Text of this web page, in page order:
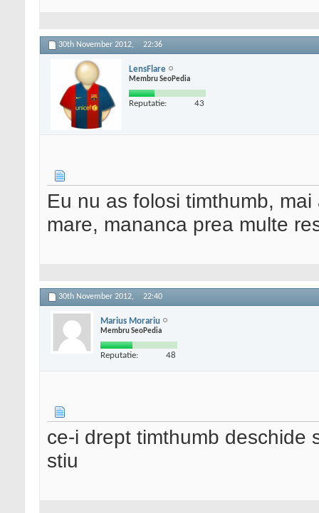
}
}
// Add values of
// Let's cycle
return;
}
$value=
if (
>ID ,$key,
} else {
30th November 2012, 22:36
LensFlare
Membru SeoPedia
Reputatie: 43
Eu nu as folosi timthumb,
mare, mananca prea multe
30th November 2012, 22:40
Marius Morariu
Membru SeoPedia
Reputatie: 48
ce-i drept timthumb deschide
stiu